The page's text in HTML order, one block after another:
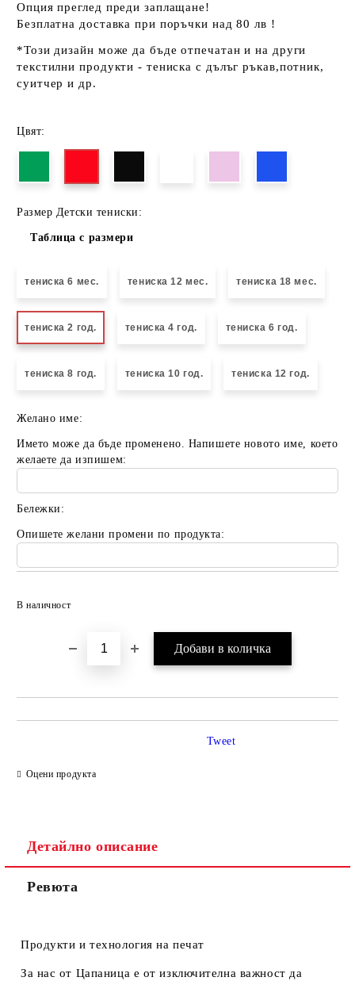
Опция преглед преди заплащане!
Безплатна доставка при поръчки над 80 лв !
*Този дизайн може да бъде отпечатан и на други
текстилни продукти - тениска с дълъг ръкав,потник,
суитчер и др.
Цвят:
Размер Детски тениски:
Таблица с размери
тениска 6 мес. тениска 12 мес. тениска 18 мес.
тениска 2 год. тениска 4 год. тениска 6 год.
тениска 8 год. тениска 10 год. тениска 12 год.
Желано име:
Името може да бъде променено. Напишете новото име, което
желаете да изпишем:
Бележки:
Опишете желани промени по продукта:
В наличност
Оцени продукта
Tweet
Детайлно описание
Ревюта
Продукти и технология на печат
За нас от Цапаница е от изключителна важност да